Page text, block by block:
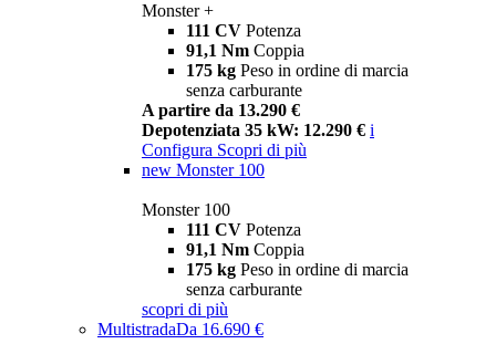
Monster +
111 CV Potenza
91,1 Nm Coppia
175 kg Peso in ordine di marcia
senza carburante
A partire da 13.290 €
Depotenziata 35 kW: 12.290 € i
Configura Scopri di più
new Monster 100
Monster 100
111 CV Potenza
91,1 Nm Coppia
175 kg Peso in ordine di marcia
senza carburante
scopri di più
MultistradaDa 16.690 €